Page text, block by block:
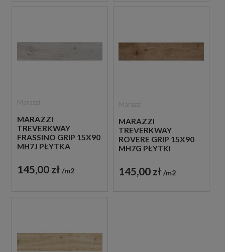
MARAZZI
TREVERKWAY
FRASSINO GRIP 15X90
MH7J PŁYTKA
145,00 zł m2
MARAZZI
TREVERKWAY
ROVERE GRIP 15X90
MH7G PŁYTKI
145,00 zł m2